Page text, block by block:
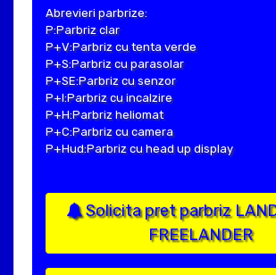
Abrevieri parbrize:
P:Parbriz clar
P+V:Parbriz cu tenta verde
P+S:Parbriz cu parasolar
P+SE:Parbriz cu senzor
P+I:Parbriz cu incalzire
P+H:Parbriz heliomat
P+C:Parbriz cu camera
P+Hud:Parbriz cu head up display
Solicita pret parbriz LAND
FREELANDER